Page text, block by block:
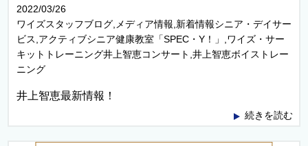
2022/03/26
ワイズスタッフブログ,メディア情報,新着情報シニア・デイサー
ビス,アクティブシニア健康教室「SPEC・Y！」,ワイズ・サー
キットトレーニング井上智恵コンサート,井上智恵ボイストレー
ニング
井上智恵最新情報！
続きを読む